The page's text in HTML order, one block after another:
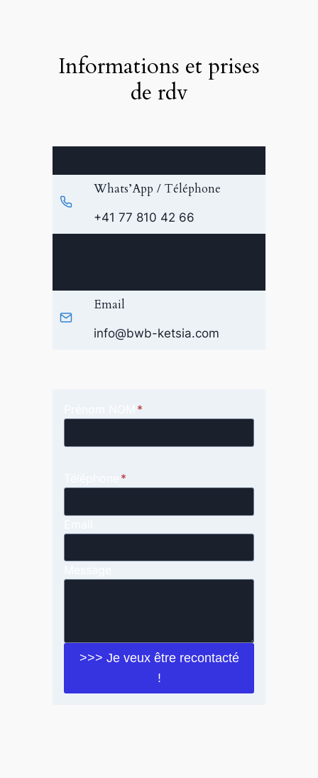
Informations et prises
de rdv
Whats’App / Téléphone
+41 77 810 42 66
Email
info@bwb-ketsia.com
*
*
>>> Je veux être recontacté
!